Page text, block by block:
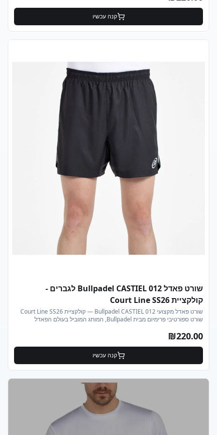
— המותג שלובשים שחקני הטופ העולמי ✅ כיסים פונקציונליים ומותן נוח עם
(אביב/קיץ 2026) קהל יעד: גברים מידות זמינות: S, M, L, XL קטגוריה: ביגוד
מתאמנים, משחקים תחרויות או מחפשים שורט נוח ויוקרתי ליום-יום פעיל.
קנה עכשיו
שורט פאדל Bullpadel CASTIEL 012 לגברים -
קולקציית Court Line SS26
שורט פאדל מקצועי Bullpadel CASTIEL 012 — קולקציית Court Line SS26
שורט ספורטיבי פרימיום מבית Bullpadel, המותג המוביל בעולם הפאדל
מהיר ושמירה על תחושת יובש לאורך כל המשחק אורך: 42 ס"מ — אורך
אוורור מוגבר באזורים הקריטיים בטנה פנימית תומכת (Inner Supporter) —
תמיכה ונוחות מקסימלית בזמן ריצה וקפיצות כיסים צדדיים — אחסון נוח לכדור
פאדל נוסף או מפתחות גזרה אתלטית מודרנית — חיתוך מחמיא המותאם
לתנועה דינמית גומי מותן עם שרוך פנימי — התאמה אישית ויציבות מלאה למי
מתאים השורט? שחקני פאדל בכל הרמות, שחקני טניס, מתאמנים בחדר כושר,
רצים, ולכל מי שמחפש שורט ספורטיבי איכותי לאימונים יומיומיים או למשחק
תחרותי. אידיאלי לתנאי מזג האוויר בישראל — קל, נושם ומאוורר. על המותג
₪220.00
קנה עכשיו